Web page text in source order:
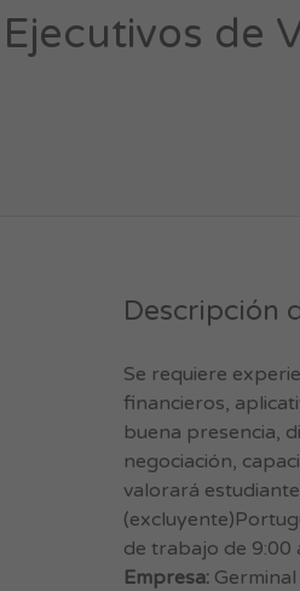
Ejecutivos de
Descripción
Se requiere
financieros,
buena presencia,
negociación,
valorará
de trabajo de 9:00
Empresa: Germinal